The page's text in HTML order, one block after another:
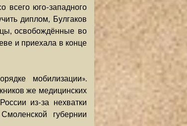
всего юго-западного
диплом, Булгаков
освобождённые во
и приехала в конце
мобилизации».
же медицинских
из-за нехватки
губернии